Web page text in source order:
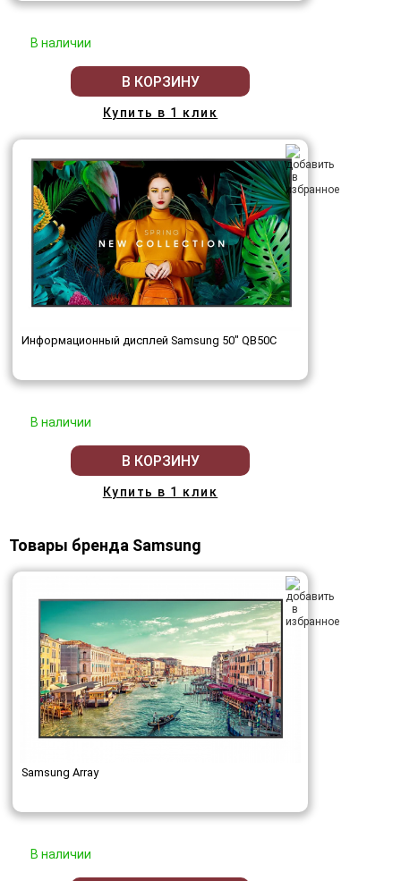
В наличии
В КОРЗИНУ
Купить в 1 клик
Информационный дисплей Samsung 50" QB50C
В наличии
В КОРЗИНУ
Купить в 1 клик
Товары бренда Samsung
Samsung Array
В наличии